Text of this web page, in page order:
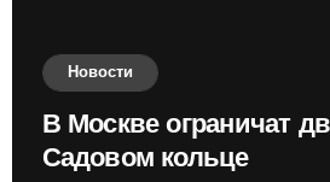
Новости
В Москве ограничат
Садовом кольце